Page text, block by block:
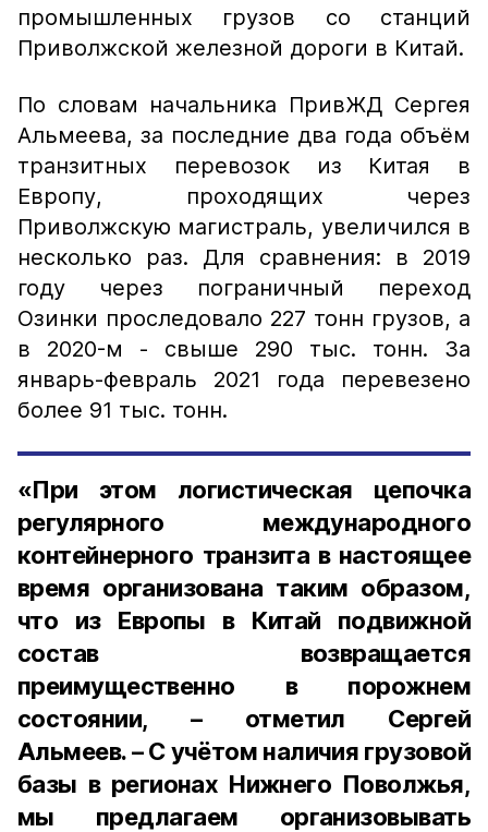
промышленных грузов со станций
Приволжской железной дороги в Китай.
По словам начальника ПривЖД Сергея
Альмеева, за последние два года объём
транзитных перевозок из Китая в
Европу, проходящих через
Приволжскую магистраль, увеличился в
несколько раз. Для сравнения: в 2019
году через пограничный переход
Озинки проследовало 227 тонн грузов, а
в 2020-м - свыше 290 тыс. тонн. За
январь-февраль 2021 года перевезено
более 91 тыс. тонн.
«При этом логистическая цепочка
регулярного международного
контейнерного транзита в настоящее
время организована таким образом,
что из Европы в Китай подвижной
состав возвращается
преимущественно в порожнем
состоянии, – отметил Сергей
Альмеев. – С учётом наличия грузовой
базы в регионах Нижнего Поволжья,
мы предлагаем организовывать